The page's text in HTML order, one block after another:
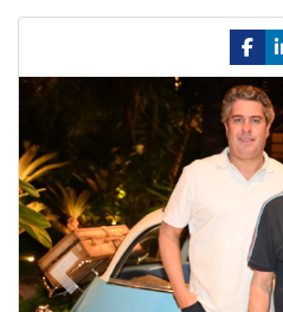
Previous